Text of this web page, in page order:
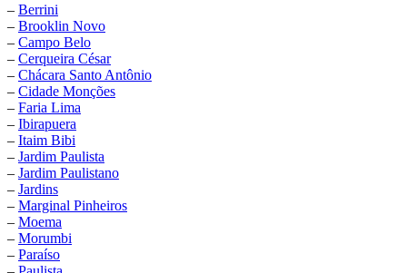
– Berrini
– Brooklin Novo
– Campo Belo
– Cerqueira César
– Chácara Santo Antônio
– Cidade Monções
– Faria Lima
– Ibirapuera
– Itaim Bibi
– Jardim Paulista
– Jardim Paulistano
– Jardins
– Marginal Pinheiros
– Moema
– Morumbi
– Paraíso